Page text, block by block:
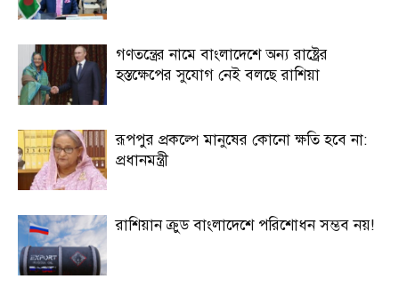
গণতন্ত্রের নামে বাংলাদেশে অন্য রাষ্ট্রের
হস্তক্ষেপের সুযোগ নেই বলছে রাশিয়া
রূপপুর প্রকল্পে মানুষের কোনো ক্ষতি হবে না:
প্রধানমন্ত্রী
রাশিয়ান ক্রুড বাংলাদেশে পরিশোধন সম্ভব নয়!